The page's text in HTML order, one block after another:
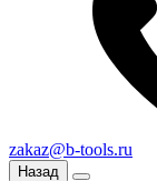
zakaz@b-tools.ru
Назад